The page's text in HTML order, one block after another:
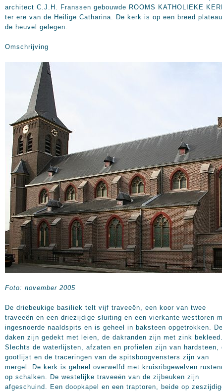
architect C.J.H. Franssen gebouwde ROOMS KATHOLIEKE
ter ere van de Heilige Catharina. De kerk is op een breed
de heuvel gelegen.
Omschrijving
Foto: november 2005
De driebeukige basiliek telt vijf traveeën, een koor van twee
traveeën en een driezijdige sluiting en een vierkante westtoren
ingesnoerde naaldspits en is geheel in baksteen opgetrokken.
daken zijn gedekt met leien, de dakranden zijn met zink
Slechts de waterlijsten, afzaten en profielen zijn van hardsteen,
gootlijst en de traceringen van de spitsboogvensters zijn van
mergel. De kerk is geheel overwelfd met kruisribgewelven
op schalken. De westelijke traveeën van de zijbeuken zijn
afgeschuind. Een doopkapel en een traptoren, beide op